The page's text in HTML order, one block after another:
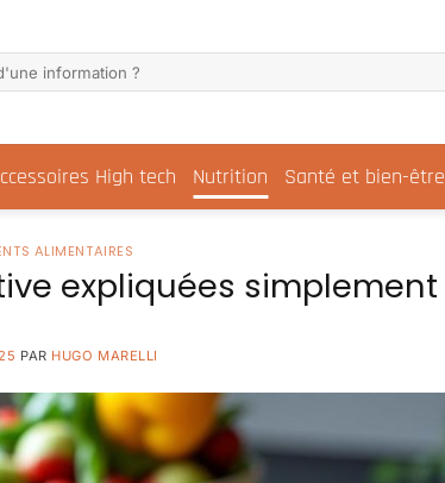
High tech Nutrition Santé et bien-être
ALIMENTAIRES
expliquées simplement
PAR HUGO MARELLI